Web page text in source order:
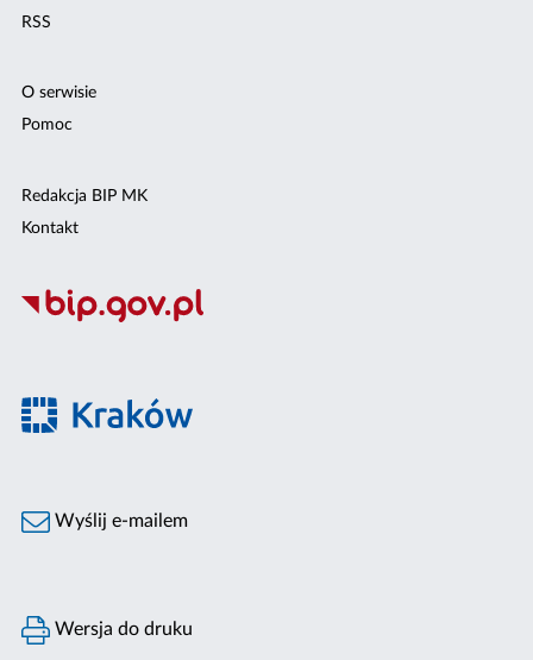
RSS
O serwisie
Pomoc
Redakcja BIP MK
Kontakt
Wyślij e-mailem
Wersja do druku